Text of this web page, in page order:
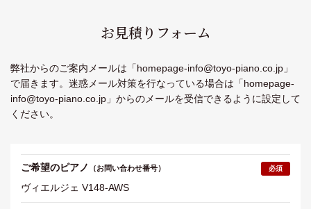
お見積りフォーム
弊社からのご案内メールは「homepage-info@toyo-piano.co.jp」
で届きます。 迷惑メール対策を行なっている場合は「homepage-
info@toyo-piano.co.jp」からのメールを受信できるように設定して
ください。
ご希望のピアノ （お問い合わせ番号） 必須
ヴィエルジェ V148-AWS